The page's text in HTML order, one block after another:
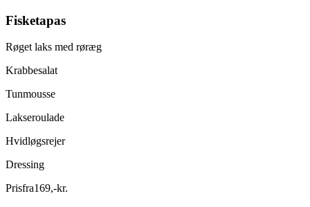
Fisketapas
Røget laks med røræg
Krabbesalat
Tunmousse
Lakseroulade
Hvidløgsrejer
Dressing
Prisfra169,-kr.